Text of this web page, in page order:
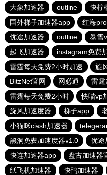
大象加速器
outline 快柠
国外梯子加速器app
红海
优途加速器
outline
暴雪
起飞加速器
instagram免费
雷霆每天免费2小时加速
旋
BitzNet官网
网必通 雷霆
雷霆每天免费2小时
快喵vp
旋风加速度器
梯子app
小猫咪ciash加速器
黑洞免费加速度器v1.0
优途
快连加速器app
盘古加速器
纸飞机加速器
快鸭加速器